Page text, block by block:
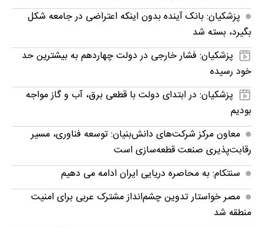
پزشکیان: بانک آینده بدون اینکه اعتراضی در جامعه شکل
بگیرد، بسته شد
پزشکیان: فشار خارجی در دولت چهاردهم به بیشترین حد
خود رسیده
پزشکیان: در ابتدای دولت با قطعی برق، آب و گاز مواجه
بودیم
معاون مرکز شرکت‌های دانش‌بنیان: توسعه فناوری، مسیر
رقابت‌پذیری صنعت قطعه‌سازی است
سنتکام: به محاصره دریایی ایران ادامه می دهیم
مصر خواستار تدوین چشم‌انداز مشترک عربی برای امنیت
منطقه شد